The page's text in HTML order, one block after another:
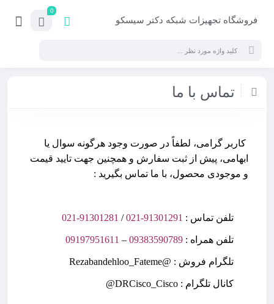
فروشگاه تجهیزات شبکه دکتر سیسکو
0
تماس با ما
کاربر گرامی، لطفاً در صورت وجود هرگونه سوال یا
ابهامی، پیش از ثبت سفارش و همچنین جهت تایید قیمت
و موجودی محصول، با ما تماس بگیرید :
تلفن تماس : 91301291-021
/
91301281-021
تلفن همراه : 09383590789
–
09197951611
تلگرام فروش : @Rezabandehloo_Fateme
کانال تلگرام : DRCisco_Cisco@